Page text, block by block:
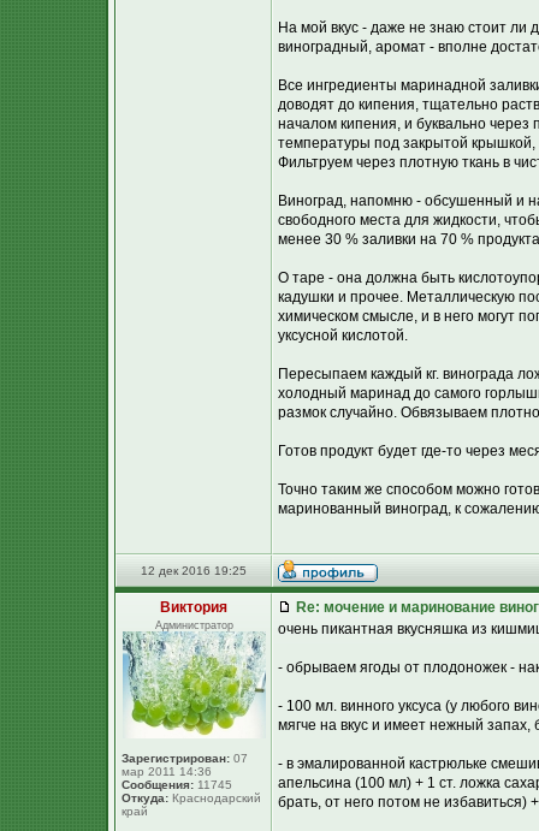
На мой вкус - даже не знаю стоит ли
виноградный, аромат - вполне
Все ингредиенты маринадной
доводят до кипения, тщательно
началом кипения, и буквально
температуры под закрытой
Фильтруем через плотную ткань в
Виноград, напомню - обсушенный и
свободного места для жидкости,
менее 30 % заливки на 70 %
О таре - она должна быть
кадушки и прочее. Металлическую
химическом смысле, и в него могут
уксусной кислотой.
Пересыпаем каждый кг. винограда
холодный маринад до самого
размок случайно. Обвязываем
Готов продукт будет где-то через
Точно таким же способом можно
маринованный виноград, к
12 дек 2016 19:25
Виктория
Администратор
Зарегистрирован: 07
мар 2011 14:36
Сообщения: 11745
Откуда: Краснодарский
край
Re: мочение и маринование
очень пикантная вкусняшка из
- обрываем ягоды от плодоножек -
- 100 мл. винного уксуса (у любого
мягче на вкус и имеет нежный
- в эмалированной кастрюльке
апельсина (100 мл) + 1 ст. ложка
брать, от него потом не